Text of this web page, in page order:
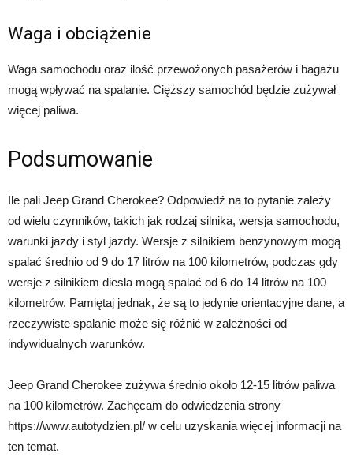
Waga i obciążenie
Waga samochodu oraz ilość przewożonych pasażerów i bagażu
mogą wpływać na spalanie. Cięższy samochód będzie zużywał
więcej paliwa.
Podsumowanie
Ile pali Jeep Grand Cherokee? Odpowiedź na to pytanie zależy
od wielu czynników, takich jak rodzaj silnika, wersja samochodu,
warunki jazdy i styl jazdy. Wersje z silnikiem benzynowym mogą
spalać średnio od 9 do 17 litrów na 100 kilometrów, podczas gdy
wersje z silnikiem diesla mogą spalać od 6 do 14 litrów na 100
kilometrów. Pamiętaj jednak, że są to jedynie orientacyjne dane, a
rzeczywiste spalanie może się różnić w zależności od
indywidualnych warunków.
Jeep Grand Cherokee zużywa średnio około 12-15 litrów paliwa
na 100 kilometrów. Zachęcam do odwiedzenia strony
https://www.autotydzien.pl/ w celu uzyskania więcej informacji na
ten temat.